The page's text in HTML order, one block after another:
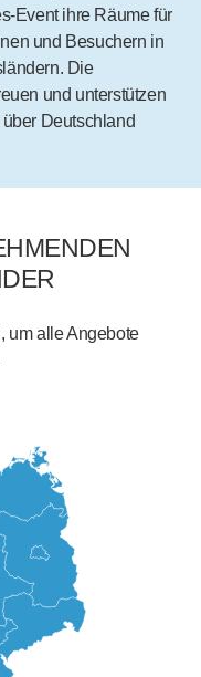
Event ihre Räume für
und Besuchern in
Die
und unterstützen
Deutschland
um alle Angebote